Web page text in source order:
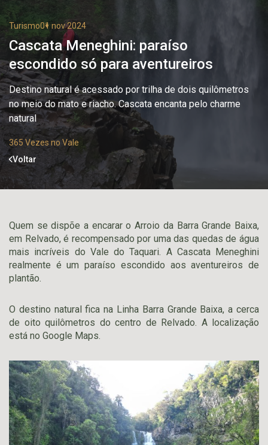
Turismo01 nov 2024
Cascata Meneghini: paraíso
escondido só para aventureiros
Destino natural é acessado por trilha de dois quilômetros
no meio do mato e riacho. Cascata encanta pelo charme
natural
365 Vezes no Vale
Voltar
Quem se dispõe a encarar o Arroio da Barra Grande Baixa,
em Relvado, é recompensado por uma das quedas de água
mais incríveis do Vale do Taquari. A Cascata Meneghini
realmente é um paraíso escondido aos aventureiros de
plantão.
O destino natural fica na Linha Barra Grande Baixa, a cerca
de oito quilômetros do centro de Relvado. A localização
está no Google Maps.